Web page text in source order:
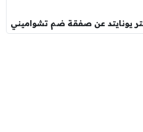
يونايتد عن صفقة ضم تشواميني